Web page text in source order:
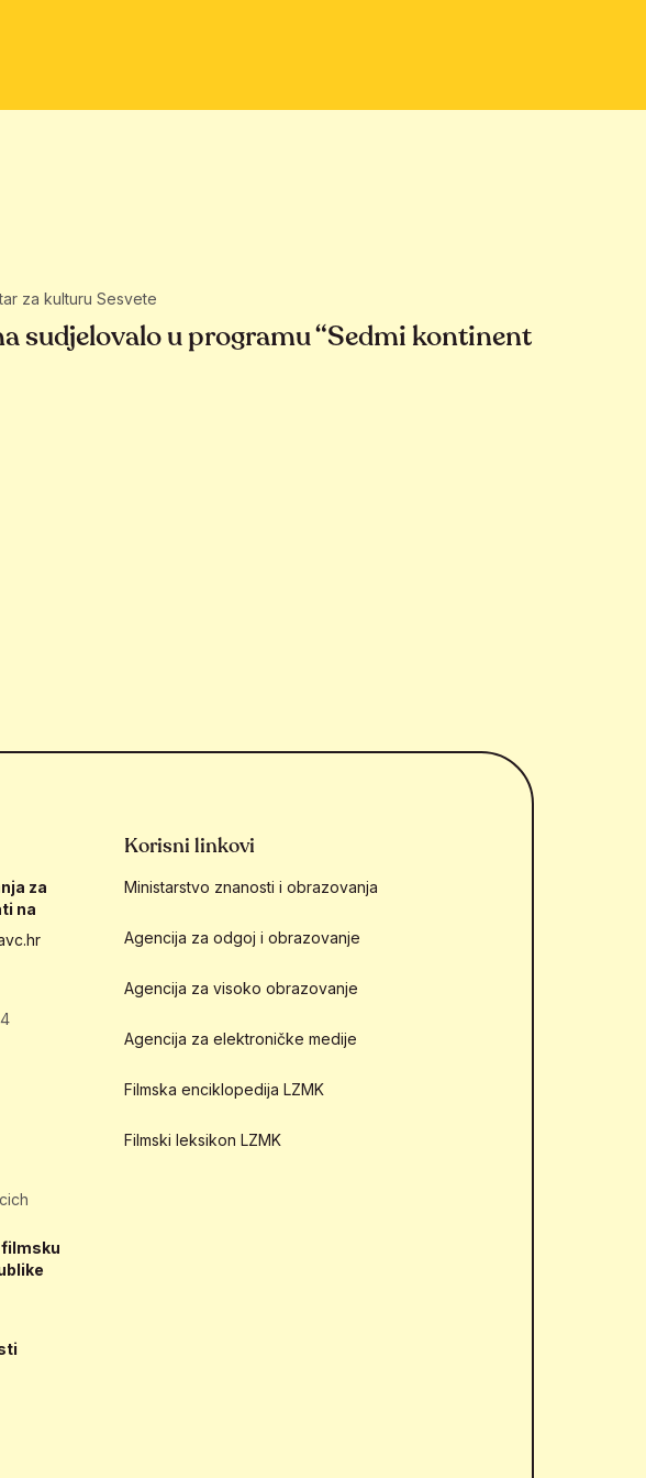
za kulturu Sesvete
sudjelovalo u programu “Sedmi kontinent
za
na
filmsku
Korisni linkovi
Ministarstvo znanosti i obrazovanja
Agencija za odgoj i obrazovanje
Agencija za visoko obrazovanje
Agencija za elektroničke medije
Filmska enciklopedija LZMK
Filmski leksikon LZMK